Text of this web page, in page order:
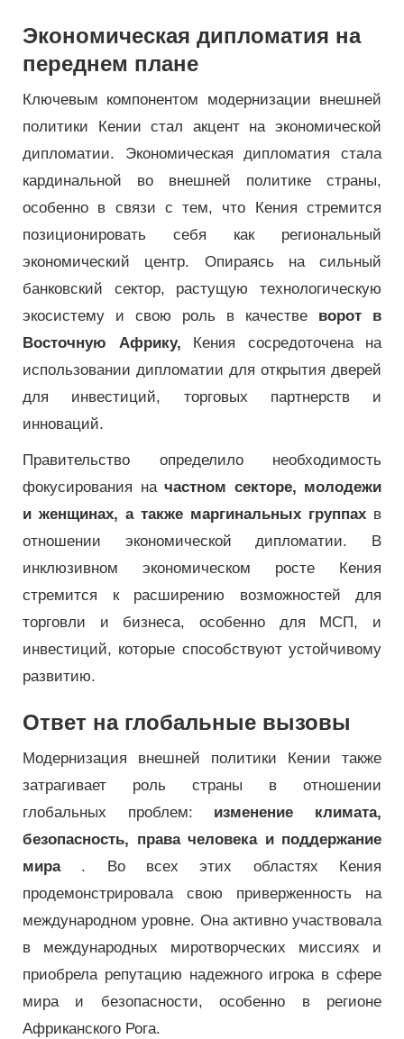
Экономическая дипломатия на
переднем плане
Ключевым компонентом модернизации внешней
политики Кении стал акцент на экономической
дипломатии. Экономическая дипломатия стала
кардинальной во внешней политике страны,
особенно в связи с тем, что Кения стремится
позиционировать себя как региональный
экономический центр. Опираясь на сильный
банковский сектор, растущую технологическую
экосистему и свою роль в качестве ворот в
Восточную Африку, Кения сосредоточена на
использовании дипломатии для открытия дверей
для инвестиций, торговых партнерств и
инноваций.
Правительство определило необходимость
фокусирования на частном секторе, молодежи
и женщинах, а также маргинальных группах в
отношении экономической дипломатии. В
инклюзивном экономическом росте Кения
стремится к расширению возможностей для
торговли и бизнеса, особенно для МСП, и
инвестиций, которые способствуют устойчивому
развитию.
Ответ на глобальные вызовы
Модернизация внешней политики Кении также
затрагивает роль страны в отношении
глобальных проблем: изменение климата,
безопасность, права человека и поддержание
мира. Во всех этих областях Кения
продемонстрировала свою приверженность на
международном уровне. Она активно участвовала
в международных миротворческих миссиях и
приобрела репутацию надежного игрока в сфере
мира и безопасности, особенно в регионе
Африканского Рога.